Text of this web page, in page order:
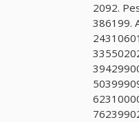
2092.
386199.